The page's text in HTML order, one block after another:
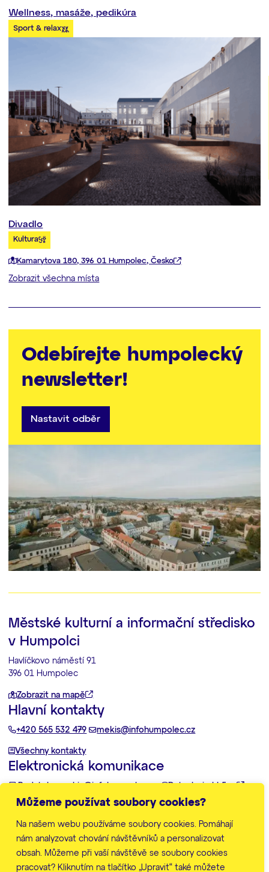
Můžeme používat soubory cookies?
Na našem webu používáme soubory cookies. Pomáhají
nám analyzovat chování návštěvníků a personalizovat
obsah. Můžeme při vaší návštěvě se soubory cookies
pracovat? Kliknutím na tlačítko „Upravit“ také můžete
Wellness, masáže, pedikúra
Sport & relax
Divadlo
Kultura
Kamarytova 180, 396 01 Humpolec, Česko
Zobrazit všechna místa
Odebírejte humpolecký
newsletter!
Nastavit odběr
Městské kulturní a informační středisko
v Humpolci
Havlíčkovo náměstí 91
396 01 Humpolec
Zobrazit na mapě
Hlavní kontakty
+420 565 532 479 mekis@infohumpolec.cz
Všechny kontakty
Elektronická komunikace
Další informace
Zpracování osobních údajů
Prohlášení o přístupnosti
Nastavení cookies